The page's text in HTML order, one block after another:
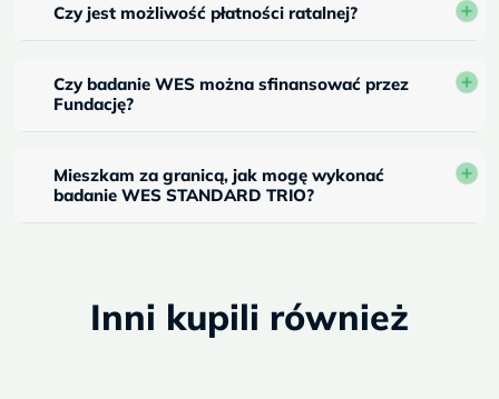
Czy jest możliwość płatności ratalnej?
Czy badanie WES można sfinansować przez
Fundację?
Mieszkam za granicą, jak mogę wykonać
badanie WES STANDARD TRIO?
Inni kupili również